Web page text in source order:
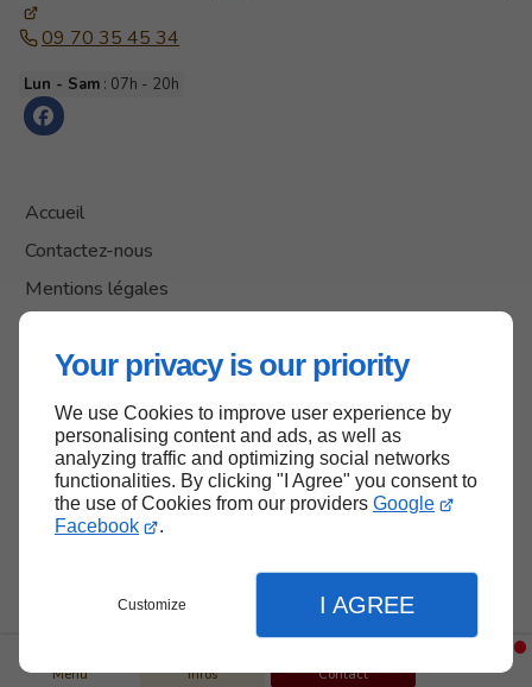
Your privacy is our priority
We use Cookies to improve user experience by
personalising content and ads, as well as
analyzing traffic and optimizing social networks
functionalities. By clicking "I Agree" you consent to
the use of Cookies from our providers Google
Facebook
.
Customize I AGREE
Menu Infos Contact
09 70 35 45 34
Lun - Sam : 07h - 20h
Accueil
Contactez-nous
Mentions légales
Haut de page